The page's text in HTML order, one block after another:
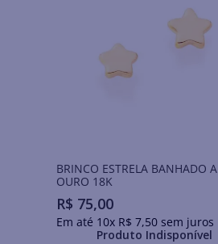
BRINCO ESTRELA BANHADO A
OURO 18K
R$ 75,00
Em até 10x R$ 7,50sem juros
Produto Indisponível